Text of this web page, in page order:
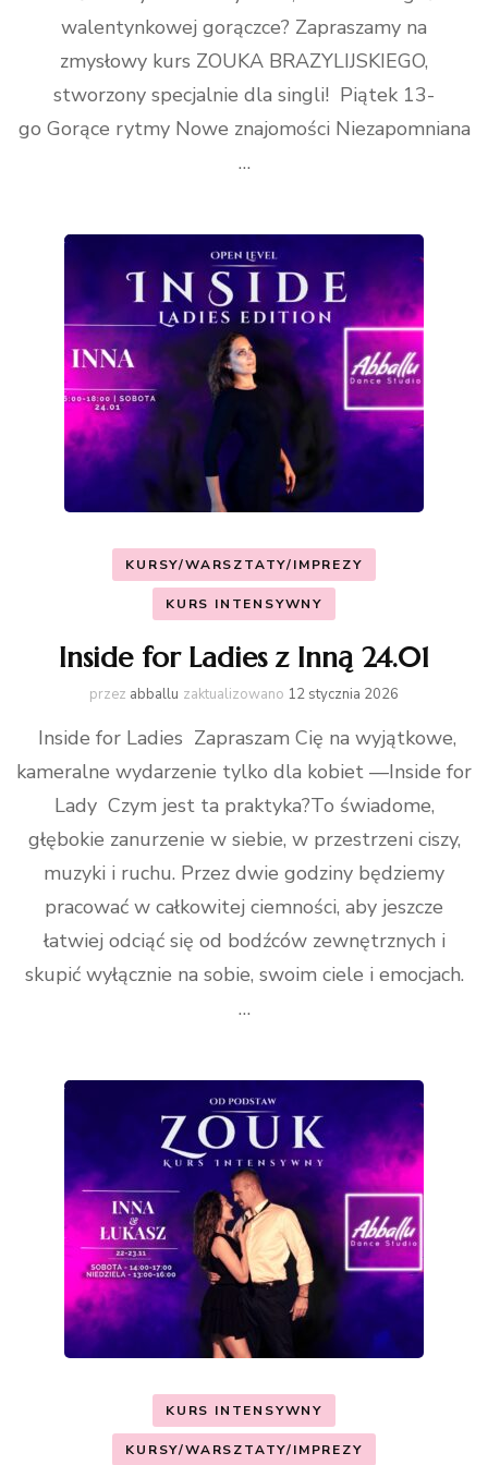
walentynkowej gorączce? Zapraszamy na
zmysłowy kurs ZOUKA BRAZYLIJSKIEGO,
stworzony specjalnie dla singli! Piątek 13-
go Gorące rytmy Nowe znajomości Niezapomniana
…
KURSY/WARSZTATY/IMPREZY
KURS INTENSYWNY
Inside for Ladies z Inną 24.01
przez abballu zaktualizowano 12 stycznia 2026
Inside for Ladies Zapraszam Cię na wyjątkowe,
kameralne wydarzenie tylko dla kobiet —Inside for
Lady Czym jest ta praktyka?To świadome,
głębokie zanurzenie w siebie, w przestrzeni ciszy,
muzyki i ruchu. Przez dwie godziny będziemy
pracować w całkowitej ciemności, aby jeszcze
łatwiej odciąć się od bodźców zewnętrznych i
skupić wyłącznie na sobie, swoim ciele i emocjach.
…
KURS INTENSYWNY
KURSY/WARSZTATY/IMPREZY